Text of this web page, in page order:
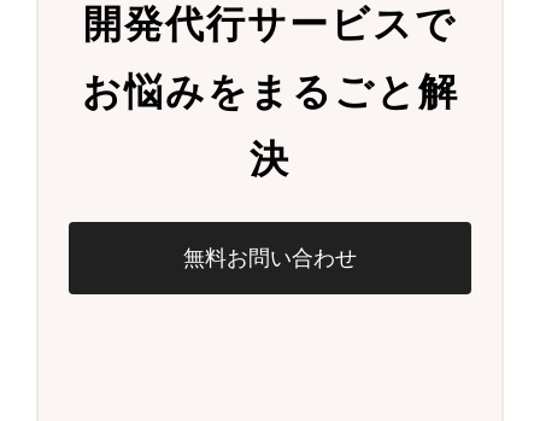
開発代行サービスで
お悩みをまるごと解
決
無料お問い合わせ